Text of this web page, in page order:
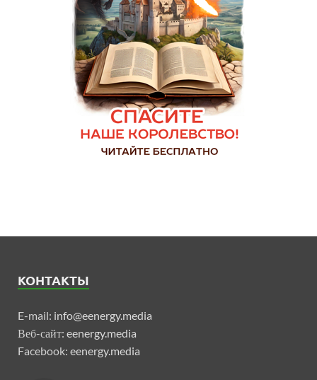
КОНТАКТЫ
E-mail: info@eenergy.media
Веб-сайт: eenergy.media
Facebook: eenergy.media